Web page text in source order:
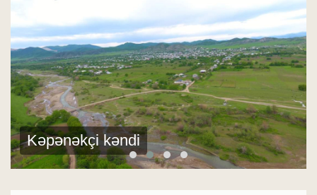
Kəpənəkçi kəndi